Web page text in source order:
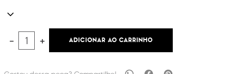
＋
－ ADICIONAR AO CARRINHO